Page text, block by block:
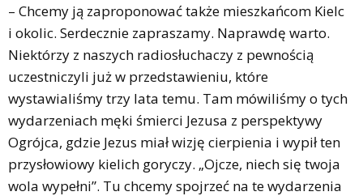
– Chcemy ją zaproponować także mieszkańcom Kielc
i okolic. Serdecznie zapraszamy. Naprawdę warto.
Niektórzy z naszych radiosłuchaczy z pewnością
uczestniczyli już w przedstawieniu, które
wystawialiśmy trzy lata temu. Tam mówiliśmy o tych
wydarzeniach męki śmierci Jezusa z perspektywy
Ogrójca, gdzie Jezus miał wizję cierpienia i wypił ten
przysłowiowy kielich goryczy. „Ojcze, niech się twoja
wola wypełni”. Tu chcemy spojrzeć na te wydarzenia